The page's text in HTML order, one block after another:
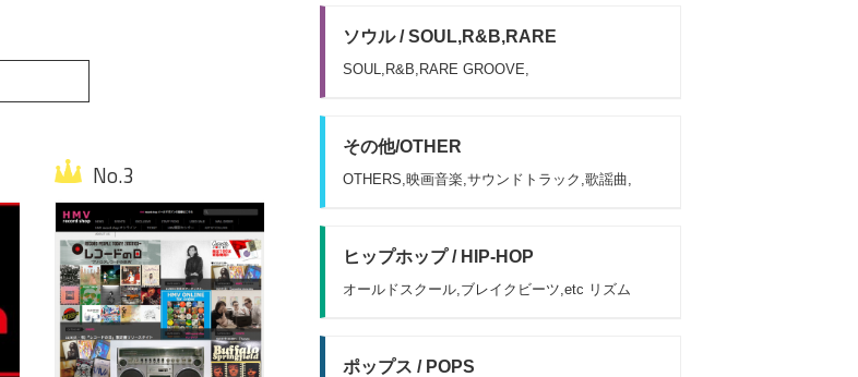
ソウル / SOUL,R&B,RARE
SOUL,R&B,RARE GROOVE,
その他/OTHER
OTHERS,映画音楽,サウンドトラック,歌謡曲,
ヒップホップ / HIP-HOP
オールドスクール,ブレイクビーツ,etc リズム
ポップス / POPS